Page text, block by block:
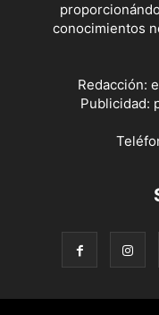
conocimientos
Redacción:
Publicidad: